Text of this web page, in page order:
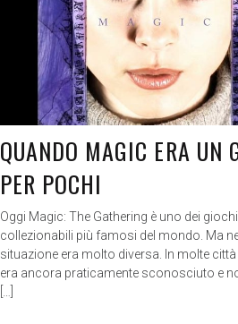
QUANDO MAGIC ERA UN
PER POCHI
Oggi Magic: The Gathering è uno dei
collezionabili più famosi del mondo. Ma
situazione era molto diversa. In molte
era ancora praticamente sconosciuto e